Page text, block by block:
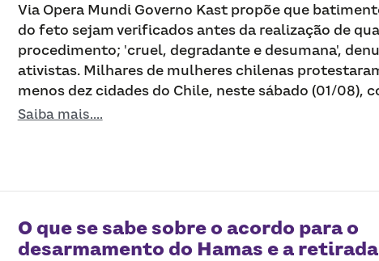
Via Opera Mundi Governo Kast propõe que
do feto sejam verificados antes da realização de
procedimento; 'cruel, degradante e desumana',
ativistas. Milhares de mulheres chilenas
menos dez cidades do Chile, neste sábado (01/08),
Saiba mais....
O que se sabe sobre o acordo para o
desarmamento do Hamas e a retirada